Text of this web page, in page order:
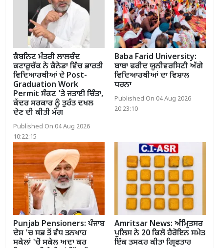
ਕੈਬਨਿਟ ਮੰਤਰੀ ਲਾਲਚੰਦ
ਕਟਾਰੂਚੱਕ ਨੇ ਕੈਨੇਡਾ ਵਿੱਚ ਭਾਰਤੀ
ਵਿਦਿਆਰਥੀਆਂ ਦੇ Post-
Graduation Work
Permit ਸੰਕਟ 'ਤੇ ਜਤਾਈ ਚਿੰਤਾ,
ਕੇਂਦਰ ਸਰਕਾਰ ਨੂੰ ਤੁਰੰਤ ਦਖਲ
ਦੇਣ ਦੀ ਕੀਤੀ ਮੰਗ
Published On 04 Aug 2026
10:22:15
Baba Farid University:
ਬਾਬਾ ਫਰੀਦ ਯੂਨੀਵਰਸਿਟੀ ਅੱਗੇ
ਵਿਦਿਆਰਥੀਆਂ ਦਾ ਵਿਸ਼ਾਲ
ਧਰਨਾ
Published On 04 Aug 2026
20:23:10
Punjab Pensioners: ਪੰਜਾਬ
ਦੇਸ਼ 'ਚ ਸਭ ਤੋਂ ਵੱਧ ਤਨਖਾਹ
ਸਕੇਲਾਂ 'ਚੋਂ ਸਕੇਲ ਅਦਾ ਕਰ
Amritsar News: ਅੰਮ੍ਰਿਤਸਰ
ਪੁਲਿਸ ਨੇ 20 ਕਿਲੋ ਹੈਰੋਇਨ ਸਮੇਤ
ਇੱਕ ਤਸਕਰ ਕੀਤਾ ਗ੍ਰਿਫਤਾਰ